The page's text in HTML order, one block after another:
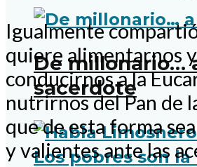
De millonario…
sacerdote
Igualmente
quiere alimentarnos y
conducirnos a la
nutrirnos del Pan de
que de esta forma
y valientes ante las